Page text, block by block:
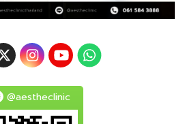
@aestheclinic